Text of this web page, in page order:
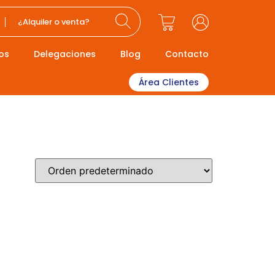
¿Alquiler o venta?
Delegaciones Blog Contacto
Área Clientes